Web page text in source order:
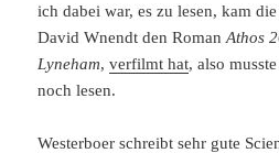
ich dabei war, es zu lesen, kam
David Wnendt den RomanAthos
Lyneham,verfilmt hat, also
noch lesen.
Westerboer schreibt sehr gute